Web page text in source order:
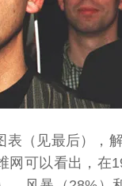
（见最后），
网可以看出，在